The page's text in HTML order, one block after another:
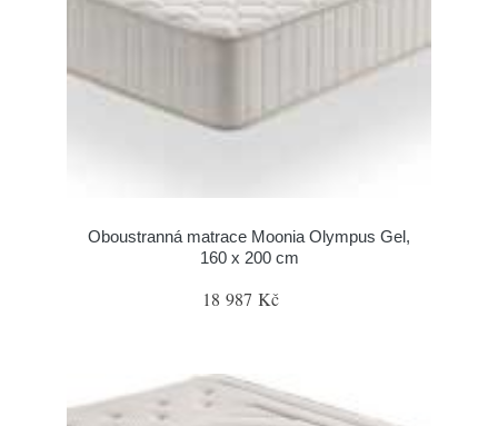
Oboustranná matrace Moonia Olympus Gel,
160 x 200 cm
18 987 Kč